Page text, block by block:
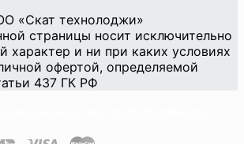
«Скат технолоджи»
страницы носит исключительно
характер и ни при каких условиях
офертой, определяемой
437 ГК РФ